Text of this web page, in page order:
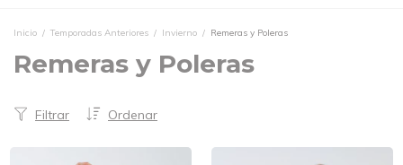
Inicio / Temporadas Anteriores / Invierno / Remeras y Poleras
Remeras y Poleras
Ordenar
Filtrar